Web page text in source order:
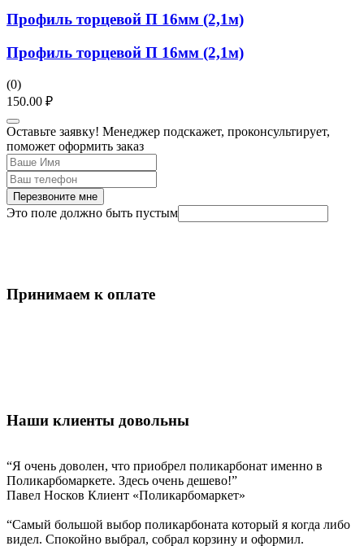
Профиль торцевой П 16мм (2,1м)
Профиль торцевой П 16мм (2,1м)
(0)
150.00 ₽
Оставьте заявку! Менеджер подскажет, проконсультирует,
поможет оформить заказ
Перезвоните мне
Это поле должно быть пустым
Принимаем к оплате
Наши клиенты довольны
“Я очень доволен, что приобрел поликарбонат именно в
Поликарбомаркете. Здесь очень дешево!”
Павел Носков Клиент «Поликарбомаркет»
“Самый большой выбор поликарбоната который я когда либо
видел. Спокойно выбрал, собрал корзину и оформил.